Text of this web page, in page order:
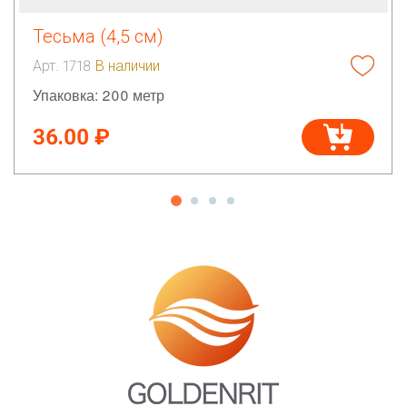
Тесьма (4,5 см)
Арт. 1718 В наличии
Упаковка: 200 метр
36.00 ₽